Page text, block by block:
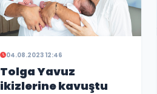
04.08.2023 12:46
Tolga Yavuz
ikizlerine kavuştu